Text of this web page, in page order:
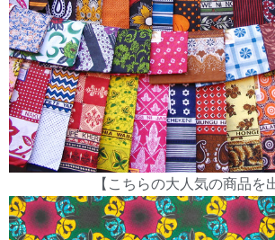
【こちらの大人気の商品を